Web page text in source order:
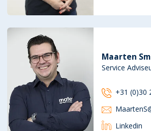
Maarten
Service
+31 (0)30
Linkedin